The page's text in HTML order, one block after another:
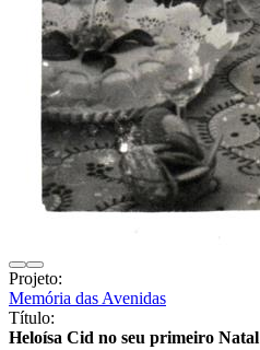
Projeto:
Memória das Avenidas
Título:
Heloísa Cid no seu primeiro Natal